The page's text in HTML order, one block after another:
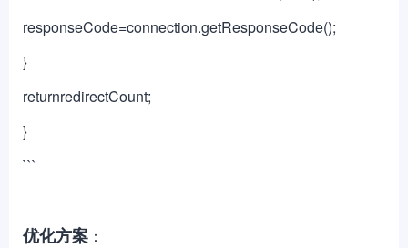
responseCode=connection.getResponseCode();
}
returnredirectCount;
}
```
优化方案 ：